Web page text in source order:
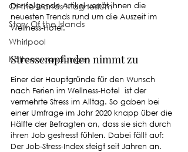
Of the Islands Magnesium
Story Of the Islands
Whirlpool
Kälteanwendungen
Der folgende Artikel verrät ihnen die
neuesten Trends rund um die Auszeit im
Wellness-Hotel.
Stressempfinden nimmt zu
Einer der Hauptgründe für den Wunsch
nach Ferien im Wellness-Hotel  ist der
vermehrte Stress im Alltag. So gaben bei
einer Umfrage im Jahr 2020 knapp über die
Hälfte der Befragten an, dass sie sich durch
ihren Job gestresst fühlen. Dabei fällt auf:
Der Job-Stress-Index steigt seit Jahren an.